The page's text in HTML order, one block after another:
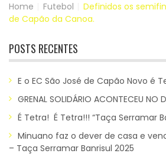
Home Futebol
Definidos os
de Capão da Canoa.
POSTS RECENTES
E o EC São José de Capão Novo é
GRENAL SOLIDÁRIO ACONTECEU NO
É Tetra! É Tetra!!! “Taça Serramar
Minuano faz o dever de casa e
– Taça Serramar Banrisul 2025